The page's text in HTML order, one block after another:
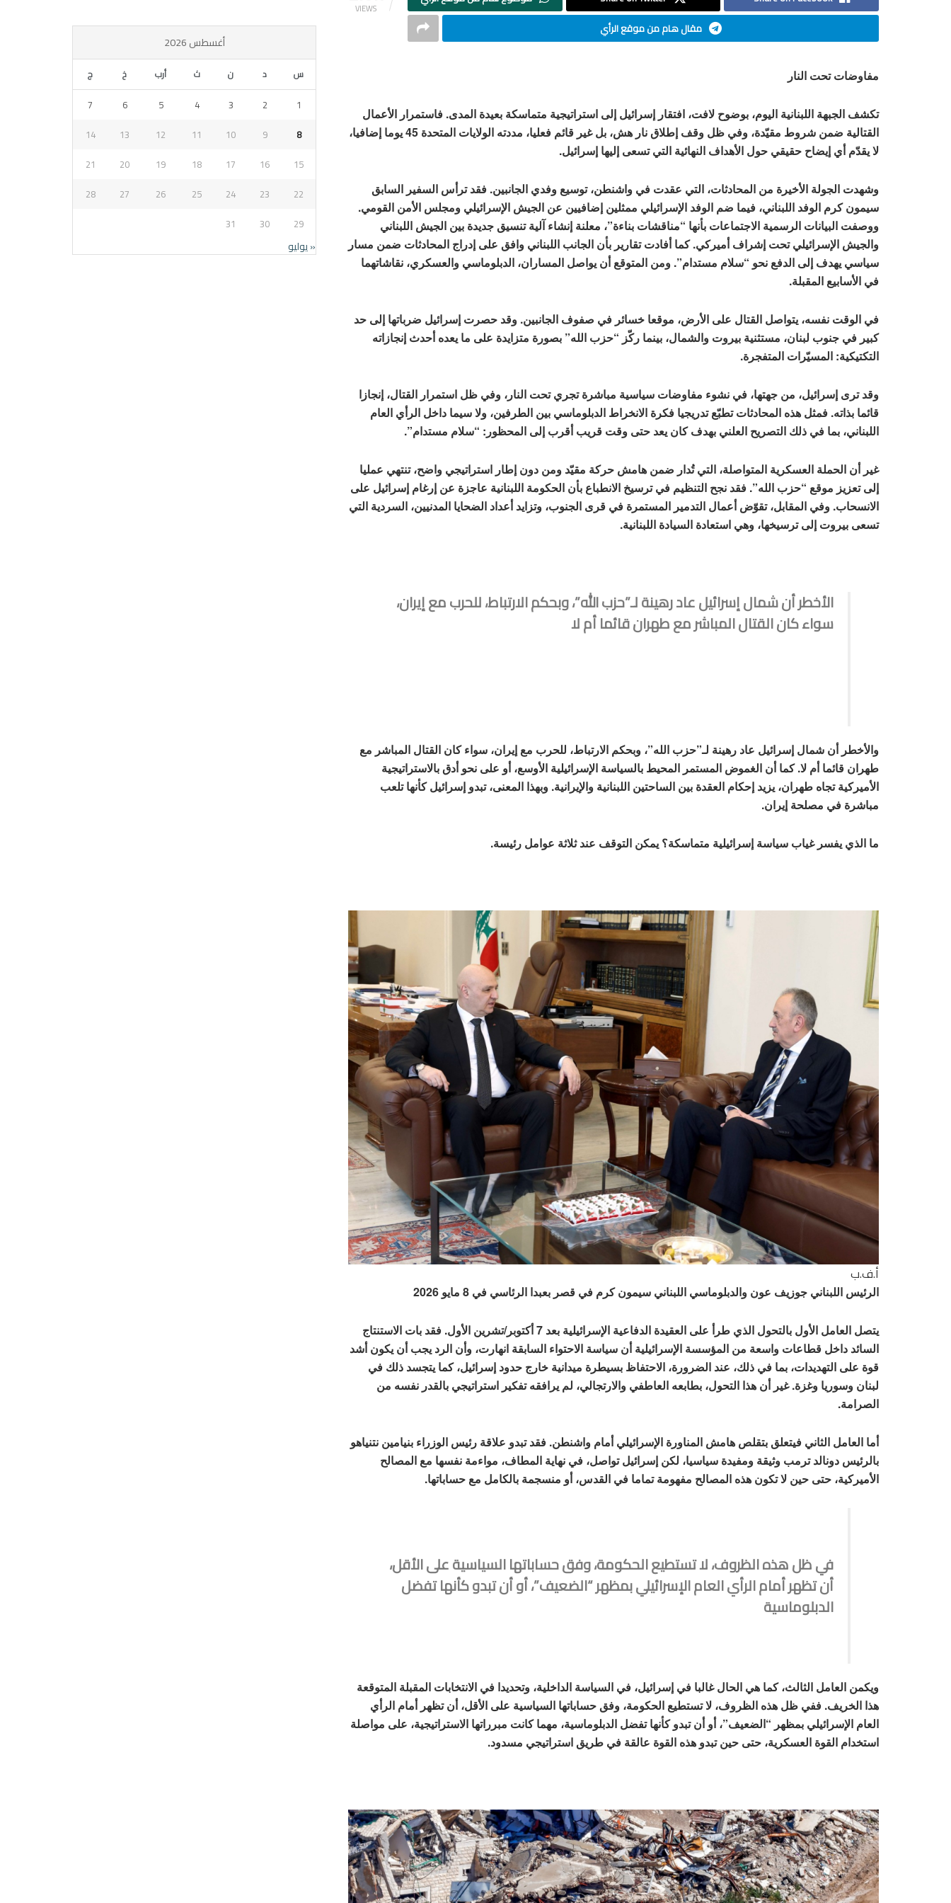
VIEWS
مقال هام من موقع الرأي
مفاوضات تحت النار
تكشف الجبهة اللبنانية اليوم، بوضوح لافت، افتقار إسرائيل إلى استراتيجية متماسكة بعيدة المدى. فاستمرار الأعمال
القتالية ضمن شروط مقيّدة، وفي ظل وقف إطلاق نار هش، بل غير قائم فعليا، مددته الولايات المتحدة 45 يوما إضافيا،
لا يقدّم أي إيضاح حقيقي حول الأهداف النهائية التي تسعى إليها إسرائيل.
وشهدت الجولة الأخيرة من المحادثات، التي عقدت في واشنطن، توسيع وفدي الجانبين. فقد ترأس السفير السابق
سيمون كرم الوفد اللبناني، فيما ضم الوفد الإسرائيلي ممثلين إضافيين عن الجيش الإسرائيلي ومجلس الأمن القومي.
ووصفت البيانات الرسمية الاجتماعات بأنها “مناقشات بناءة”، معلنة إنشاء آلية تنسيق جديدة بين الجيش اللبناني
والجيش الإسرائيلي تحت إشراف أميركي. كما أفادت تقارير بأن الجانب اللبناني وافق على إدراج المحادثات ضمن مسار
سياسي يهدف إلى الدفع نحو “سلام مستدام”. ومن المتوقع أن يواصل المساران، الدبلوماسي والعسكري، نقاشاتهما
في الأسابيع المقبلة.
في الوقت نفسه، يتواصل القتال على الأرض، موقعا خسائر في صفوف الجانبين. وقد حصرت إسرائيل ضرباتها إلى حد
كبير في جنوب لبنان، مستثنية بيروت والشمال، بينما ركّز “حزب الله” بصورة متزايدة على ما يعده أحدث إنجازاته
التكتيكية: المسيّرات المتفجرة.
وقد ترى إسرائيل، من جهتها، في نشوء مفاوضات سياسية مباشرة تجري تحت النار، وفي ظل استمرار القتال، إنجازا
قائما بذاته. فمثل هذه المحادثات تطبّع تدريجيا فكرة الانخراط الدبلوماسي بين الطرفين، ولا سيما داخل الرأي العام
اللبناني، بما في ذلك التصريح العلني بهدف كان يعد حتى وقت قريب أقرب إلى المحظور: “سلام مستدام”.
غير أن الحملة العسكرية المتواصلة، التي تُدار ضمن هامش حركة مقيّد ومن دون إطار استراتيجي واضح، تنتهي عمليا
إلى تعزيز موقع “حزب الله”. فقد نجح التنظيم في ترسيخ الانطباع بأن الحكومة اللبنانية عاجزة عن إرغام إسرائيل على
الانسحاب. وفي المقابل، تقوّض أعمال التدمير المستمرة في قرى الجنوب، وتزايد أعداد الضحايا المدنيين، السردية التي
تسعى بيروت إلى ترسيخها، وهي استعادة السيادة اللبنانية.
الأخطر أن شمال إسرائيل عاد رهينة لـ”حزب الله”، وبحكم الارتباط، للحرب مع إيران،
سواء كان القتال المباشر مع طهران قائما أم لا
والأخطر أن شمال إسرائيل عاد رهينة لـ”حزب الله”، وبحكم الارتباط، للحرب مع إيران، سواء كان القتال المباشر مع
طهران قائما أم لا. كما أن الغموض المستمر المحيط بالسياسة الإسرائيلية الأوسع، أو على نحو أدق بالاستراتيجية
الأميركية تجاه طهران، يزيد إحكام العقدة بين الساحتين اللبنانية والإيرانية. وبهذا المعنى، تبدو إسرائيل كأنها تلعب
مباشرة في مصلحة إيران.
ما الذي يفسر غياب سياسة إسرائيلية متماسكة؟ يمكن التوقف عند ثلاثة عوامل رئيسة.
أ.ف.ب
الرئيس اللبناني جوزيف عون والدبلوماسي اللبناني سيمون كرم في قصر بعبدا الرئاسي في 8 مايو 2026
يتصل العامل الأول بالتحول الذي طرأ على العقيدة الدفاعية الإسرائيلية بعد 7 أكتوبر/تشرين الأول. فقد بات الاستنتاج
السائد داخل قطاعات واسعة من المؤسسة الإسرائيلية أن سياسة الاحتواء السابقة انهارت، وأن الرد يجب أن يكون أشد
قوة على التهديدات، بما في ذلك، عند الضرورة، الاحتفاظ بسيطرة ميدانية خارج حدود إسرائيل، كما يتجسد ذلك في
لبنان وسوريا وغزة. غير أن هذا التحول، بطابعه العاطفي والارتجالي، لم يرافقه تفكير استراتيجي بالقدر نفسه من
الصرامة.
أما العامل الثاني فيتعلق بتقلص هامش المناورة الإسرائيلي أمام واشنطن. فقد تبدو علاقة رئيس الوزراء بنيامين نتنياهو
بالرئيس دونالد ترمب وثيقة ومفيدة سياسيا، لكن إسرائيل تواصل، في نهاية المطاف، مواءمة نفسها مع المصالح
الأميركية، حتى حين لا تكون هذه المصالح مفهومة تماما في القدس، أو منسجمة بالكامل مع حساباتها.
في ظل هذه الظروف، لا تستطيع الحكومة، وفق حساباتها السياسية على الأقل،
أن تظهر أمام الرأي العام الإسرائيلي بمظهر “الضعيف”، أو أن تبدو كأنها تفضل
الدبلوماسية
ويكمن العامل الثالث، كما هي الحال غالبا في إسرائيل، في السياسة الداخلية، وتحديدا في الانتخابات المقبلة المتوقعة
هذا الخريف. ففي ظل هذه الظروف، لا تستطيع الحكومة، وفق حساباتها السياسية على الأقل، أن تظهر أمام الرأي
العام الإسرائيلي بمظهر “الضعيف”، أو أن تبدو كأنها تفضل الدبلوماسية، مهما كانت مبرراتها الاستراتيجية، على مواصلة
استخدام القوة العسكرية، حتى حين تبدو هذه القوة عالقة في طريق استراتيجي مسدود.
أغسطس 2026
س د ن ث أرب خ ج
1
2
3
4
5
6
7
8
9
10
11
12
13
14
15
16
17
18
19
20
21
22
23
24
25
26
27
28
29
30
31
« يوليو